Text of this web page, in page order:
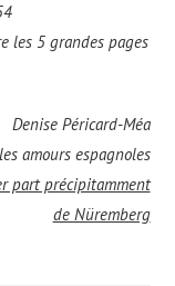
les 5 grandes pages
Denise Péricard-Méa
amours espagnoles
part précipitamment
de Nüremberg